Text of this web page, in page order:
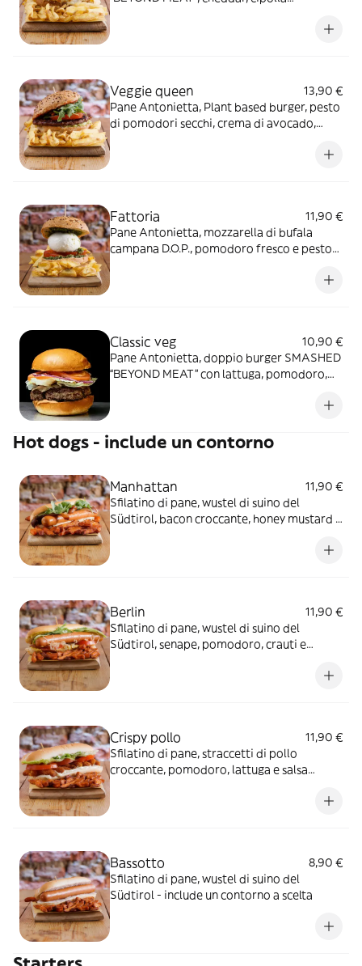
Veggie queen
13,90 €
Pane Antonietta, Plant based burger, pesto
di pomodori secchi, crema di avocado,
Fattoria
11,90 €
Pane Antonietta, mozzarella di bufala
campana D.O.P., pomodoro fresco e pesto
Classic veg
10,90 €
Pane Antonietta, doppio burger SMASHED
“BEYOND MEAT” con lattuga, pomodoro,
Hot dogs - include un contorno
Manhattan
11,90 €
Sfilatino di pane, wustel di suino del
Südtirol, bacon croccante, honey mustard e
Berlin
11,90 €
Sfilatino di pane, wustel di suino del
Südtirol, senape, pomodoro, crauti e
Crispy pollo
11,90 €
Sfilatino di pane, straccetti di pollo
croccante, pomodoro, lattuga e salsa
Bassotto
8,90 €
Sfilatino di pane, wustel di suino del
Südtirol - include un contorno a scelta